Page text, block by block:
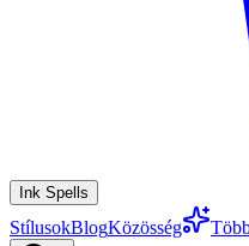
Ink Spells
StílusokBlogKözösség